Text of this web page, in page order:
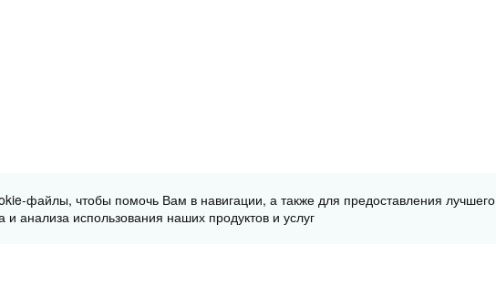
файлы, чтобы помочь Вам в навигации, а также для предоставления лучшего
и анализа использования наших продуктов и услуг